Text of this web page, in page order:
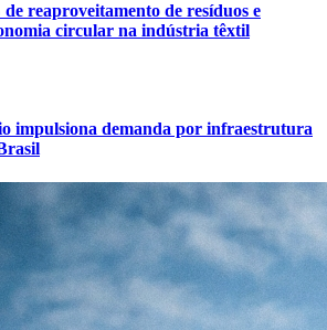
reaproveitamento de resíduos e
circular na indústria têxtil
impulsiona demanda por infraestrutura